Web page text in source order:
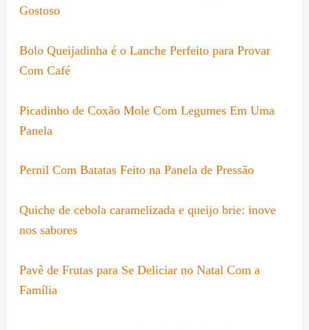
Gostoso
Bolo Queijadinha é o Lanche Perfeito para Provar
Com Café
Picadinho de Coxão Mole Com Legumes Em Uma
Panela
Pernil Com Batatas Feito na Panela de Pressão
Quiche de cebola caramelizada e queijo brie: inove
nos sabores
Pavê de Frutas para Se Deliciar no Natal Com a
Família